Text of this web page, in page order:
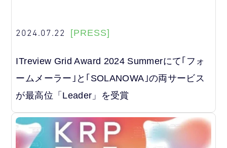
2024.07.22 [PRESS]
ITreview Grid Award 2024 Summerにて｢フォ
ームメーラー｣と｢SOLANOWA｣の両サービス
が最高位「Leader」を受賞